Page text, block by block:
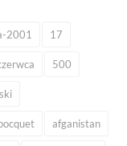
2001 17
500
afganistan